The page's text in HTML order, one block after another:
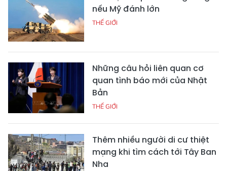
nếu Mỹ đánh lớn
THẾ GIỚI
Những câu hỏi liên quan cơ
quan tình báo mới của Nhật
Bản
THẾ GIỚI
Thêm nhiều người di cư thiệt
mạng khi tìm cách tới Tây Ban
Nha